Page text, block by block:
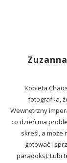
Kobieta
fotografka,
Wewnętrzny
co dzień ma
skreśl, a może
gotować i
paradoks). Lubi